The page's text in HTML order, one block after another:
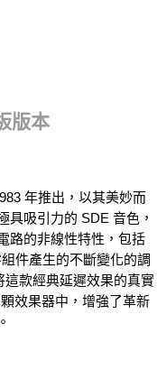
版本
年推出，以其美妙而
具吸引力的 SDE 音色，
路的非線性特性，包括
件產生的不斷變化的調
款經典延遲效果的真實
效果器中，增強了革新